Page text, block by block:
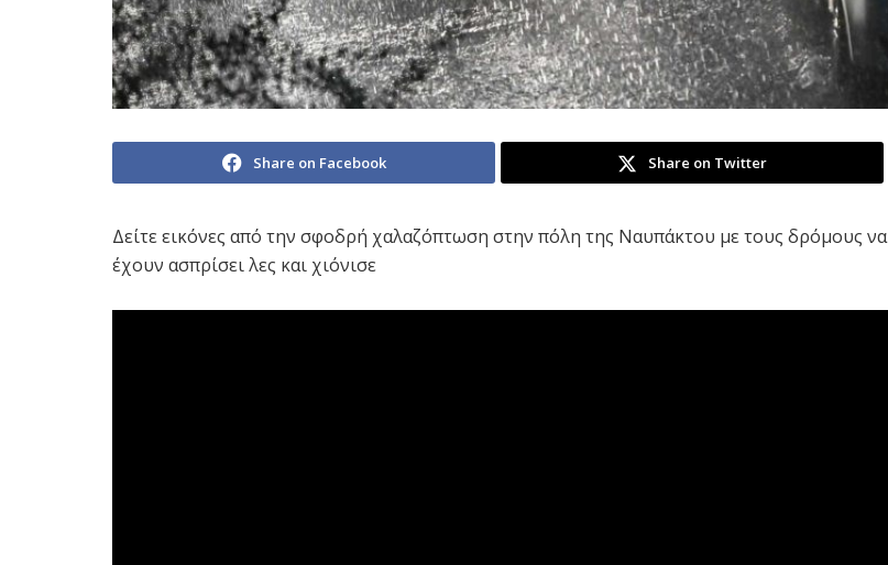
Share on Facebook Share on Twitter
Δείτε εικόνες από την σφοδρή χαλαζόπτωση στην πόλη της Ναυπάκτου με τους δρόμους να
έχουν ασπρίσει λες και χιόνισε